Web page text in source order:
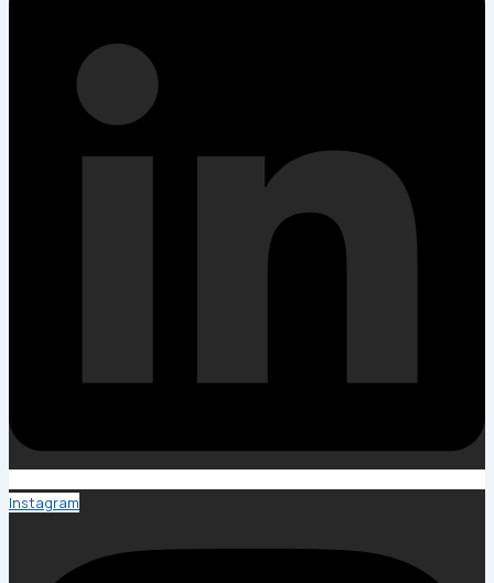
Instagram